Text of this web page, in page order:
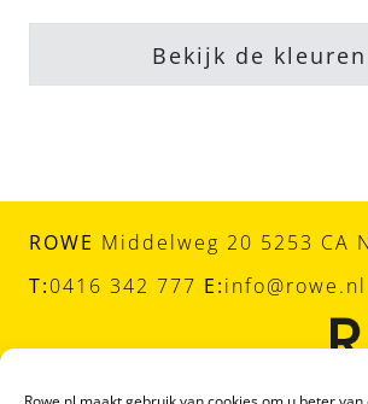
Bekijk de kleuren
ROWE Middelweg 20 5253 CA
T:0416 342 777 E:info@rowe.nl